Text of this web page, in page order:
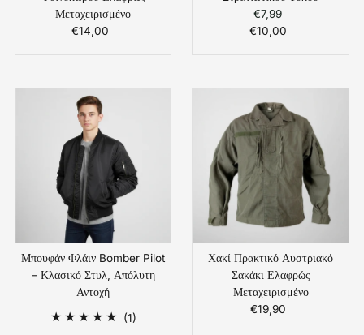
Μεταχειρισμένο
Κανονική
€14,00
Τιμή
Πώλησης
€7,99
Κανονική
€10,00
Μπουφάν Φλάιν Bomber Pilot
– Κλασικό Στυλ, Απόλυτη
Αντοχή
(1)1
Χακί Πρακτικό Αυστριακό
Σακάκι Ελαφρώς
Μεταχειρισμένο
Κανονική
€19,90